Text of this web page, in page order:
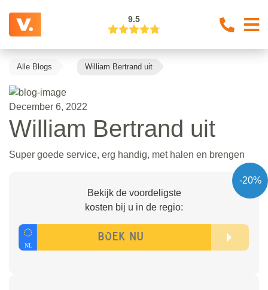
9.5
Alle Blogs William Bertrand uit
December 6, 2022
William Bertrand uit
Super goede service, erg handig, met halen en brengen
-20%
Bekijk de voordeligste
kosten bij u in de regio: